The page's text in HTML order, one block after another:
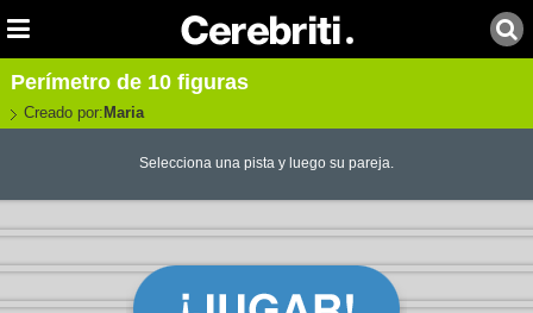
Perímetro de 10 figuras
Creado por: Maria
Selecciona una pista y luego su pareja.